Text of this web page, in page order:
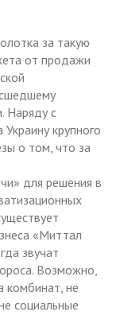
за такую
от продажи
Наряду с
крупного
о том, что за
для решения в
«Миттал
звучат
Возможно,
комбинат, не
социальные